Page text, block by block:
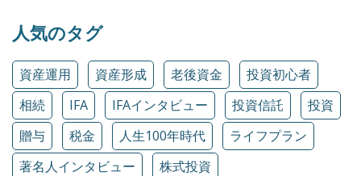
人気のタグ
資産運用 資産形成 老後資金
投資初心者
相続
IFA IFAインタビュー 投資信託
投資
贈与
税金 人生100年時代
ライフプラン
著名人インタビュー
株式投資